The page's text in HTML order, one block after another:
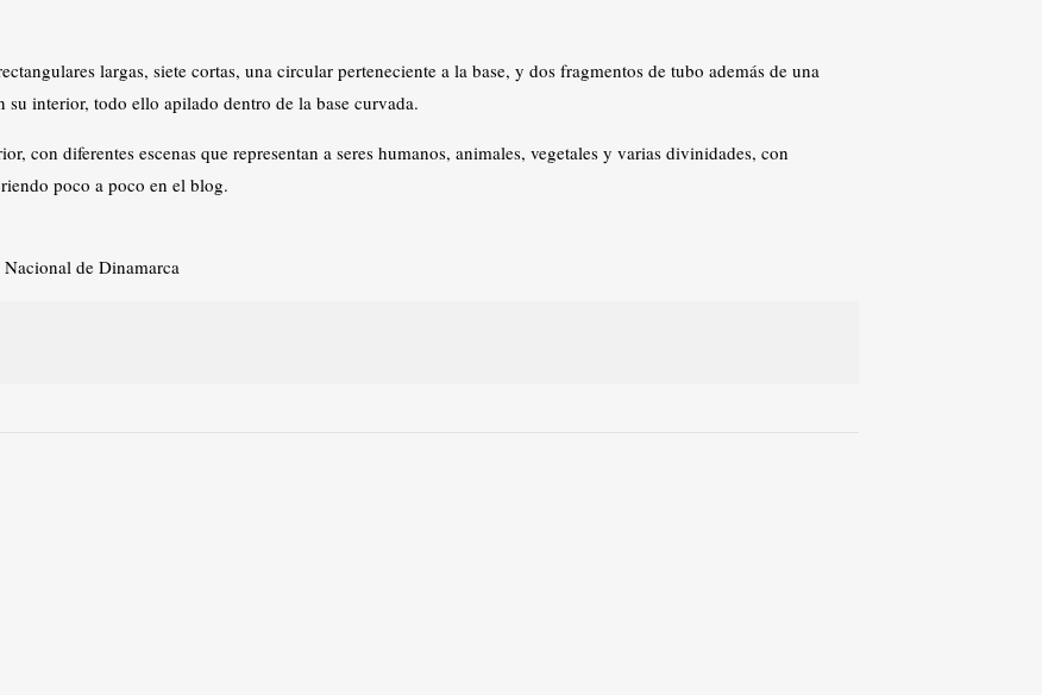
largas, siete cortas, una circular perteneciente a la base, y dos fragmentos de tubo además de una
interior, todo ello apilado dentro de la base curvada.
con diferentes escenas que representan a seres humanos, animales, vegetales y varias divinidades, con
poco a poco en el blog.
de Dinamarca